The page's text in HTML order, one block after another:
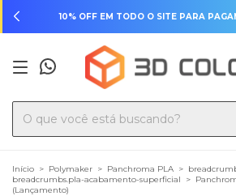
10% OFF EM TODO O SITE PARA
Início > Polymaker > Panchroma PLA >
breadcrumbs.pla-acabamento-superficial
>
(Lançamento)